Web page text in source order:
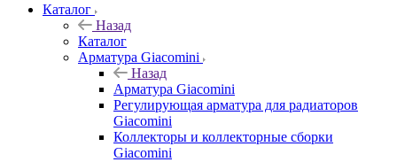
Каталог
Назад
Каталог
Арматура Giacomini
Назад
Арматура Giacomini
Регулирующая арматура для радиаторов
Giacomini
Коллекторы и коллекторные сборки
Giacomini